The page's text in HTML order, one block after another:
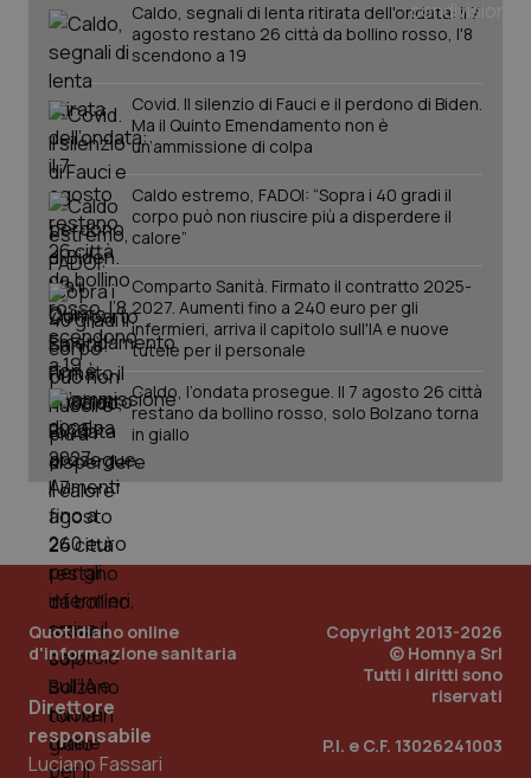
Caldo, segnali di lenta ritirata dell'ondata: il 7
agosto restano 26 città da bollino rosso, l'8
scendono a 19
Covid. Il silenzio di Fauci e il perdono di Biden.
Ma il Quinto Emendamento non è
un’ammissione di colpa
Caldo estremo, FADOI: “Sopra i 40 gradi il
corpo può non riuscire più a disperdere il
calore”
Comparto Sanità. Firmato il contratto 2025-
2027. Aumenti fino a 240 euro per gli
infermieri, arriva il capitolo sull'IA e nuove
tutele per il personale
Caldo, l’ondata prosegue. Il 7 agosto 26 città
restano da bollino rosso, solo Bolzano torna
in giallo
Quotidiano online
d'informazione sanitaria
Direttore
responsabile
Luciano Fassari
Copyright 2013-2026
© Homnya Srl
Tutti i diritti sono
riservati
P.I. e C.F. 13026241003
PHPSESSID